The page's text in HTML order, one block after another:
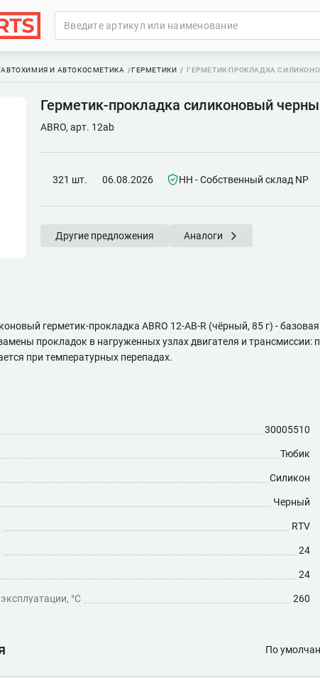
АВТОХИМИЯ И АВТОКОСМЕТИКА ГЕРМЕТИКИ ГЕРМЕТИК-ПРОКЛАДКА
Герметик-прокладка силиконовый
ABRO, арт. 12ab
321 шт. 06.08.2026 НН - Собственный склад NP
Другие предложения Аналоги
герметик-прокладка ABRO 12-AB-R (чёрный, 85 г) -
прокладок в нагруженных узлах двигателя и
при температурных перепадах.
30005510
Тюбик
Силикон
Черный
RTV
24
24
°C 260
По